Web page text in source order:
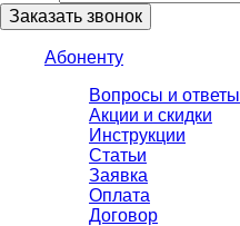
Абоненту
Вопросы и ответы
Акции и скидки
Инструкции
Статьи
Заявка
Оплата
Договор